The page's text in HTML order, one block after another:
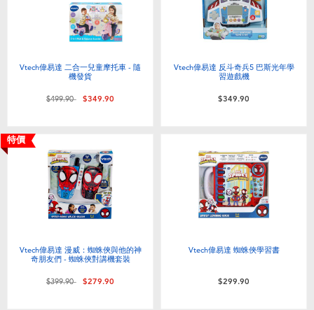
Vtech偉易達 二合一兒童摩托車 - 隨
機發貨
價格從
$499.90至$349.90
Vtech偉易達 反斗奇兵5 巴斯光年學
習遊戲機
$349.90
特價
Vtech偉易達 漫威：蜘蛛俠與他的神
奇朋友們 - 蜘蛛俠對講機套裝
價格從
$399.90至$279.90
Vtech偉易達 蜘蛛俠學習書
$299.90